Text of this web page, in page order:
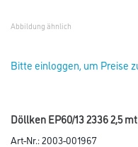
Abbildung ähnlich
Bitte einloggen, um Preise
Döllken EP60/13 2336 2,5
Art-Nr.:2003-001967